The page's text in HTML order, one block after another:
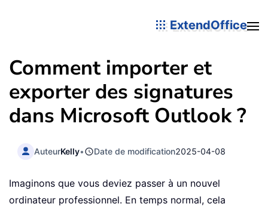
ExtendOffice
Comment importer et
exporter des signatures
dans Microsoft Outlook ?
AuteurKelly• Date de modification2025-04-08
Imaginons que vous deviez passer à un nouvel
ordinateur professionnel. En temps normal, cela